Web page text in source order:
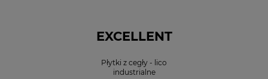
EXCELLENT
Płytki z cegły - lico
industrialne